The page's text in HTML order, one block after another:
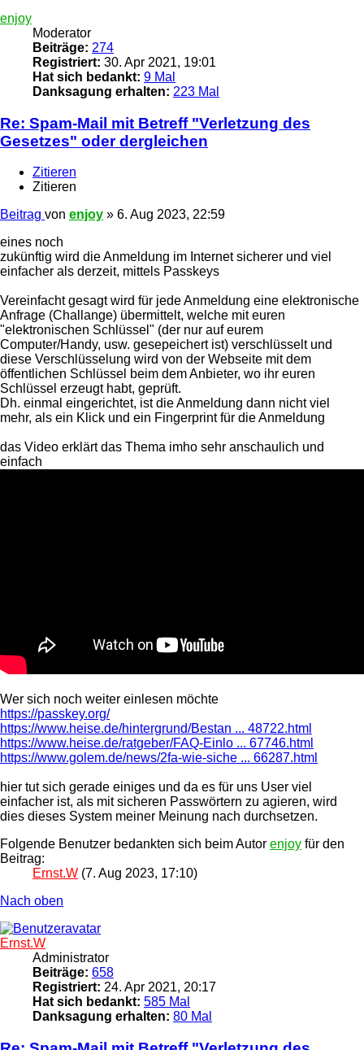
enjoy
Moderator
Beiträge: 274
Registriert: 30. Apr 2021, 19:01
Hat sich bedankt: 9 Mal
Danksagung erhalten: 223 Mal
Re: Spam-Mail mit Betreff "Verletzung des
Gesetzes" oder dergleichen
Zitieren
Zitieren
Beitrag von enjoy » 6. Aug 2023, 22:59
eines noch
zukünftig wird die Anmeldung im Internet sicherer und viel
einfacher als derzeit, mittels Passkeys
Vereinfacht gesagt wird für jede Anmeldung eine elektronische
Anfrage (Challange) übermittelt, welche mit euren
"elektronischen Schlüssel" (der nur auf eurem
Computer/Handy, usw. gesepeichert ist) verschlüsselt und
diese Verschlüsselung wird von der Webseite mit dem
öffentlichen Schlüssel beim dem Anbieter, wo ihr euren
Schlüssel erzeugt habt, geprüft.
Dh. einmal eingerichtet, ist die Anmeldung dann nicht viel
mehr, als ein Klick und ein Fingerprint für die Anmeldung
das Video erklärt das Thema imho sehr anschaulich und
einfach
Wer sich noch weiter einlesen möchte
https://passkey.org/
https://www.heise.de/hintergrund/Bestan ... 48722.html
https://www.heise.de/ratgeber/FAQ-Einlo ... 67746.html
https://www.golem.de/news/2fa-wie-siche ... 66287.html
hier tut sich gerade einiges und da es für uns User viel
einfacher ist, als mit sicheren Passwörtern zu agieren, wird
dies dieses System meiner Meinung nach durchsetzen.
Folgende Benutzer bedankten sich beim Autor enjoy für den
Beitrag:
Ernst.W (7. Aug 2023, 17:10)
Nach oben
Ernst.W
Administrator
Beiträge: 658
Registriert: 24. Apr 2021, 20:17
Hat sich bedankt: 585 Mal
Danksagung erhalten: 80 Mal